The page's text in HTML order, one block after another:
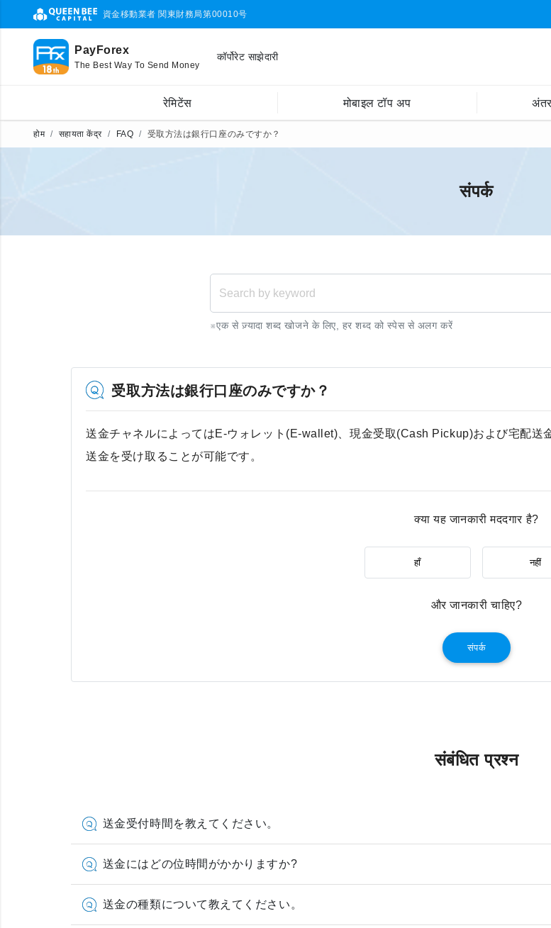
資金移動業者 関東財務局第00010号
PayForex
The Best Way To Send Money
कॉर्पोरेट साझेदारी
रेमिटेंस मोबाइल टॉप अप
होम सहायता केंद्र FAQ 受取方法は銀行口座のみですか？
संपर्क
※एक से ज़्यादा शब्द खोजने के लिए, हर शब्द को स्पेस से अलग करें
受取方法は銀行口座のみですか？
送金チャネルによってはE-ウォレット(E-wallet)、現金受取(Cash Pickup)および宅配送
送金を受け取ることが可能です。
क्या यह जानकारी मददगार है?
हाँ नहीं
और जानकारी चाहिए?
संपर्क
संबंधित प्रश्न
送金受付時間を教えてください。
送金にはどの位時間がかかりますか?
送金の種類について教えてください。